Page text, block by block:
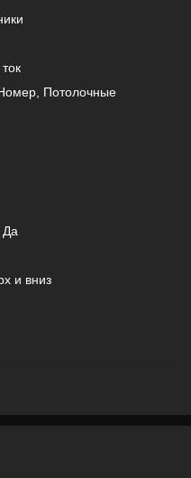
Потолочные
Да
и вниз